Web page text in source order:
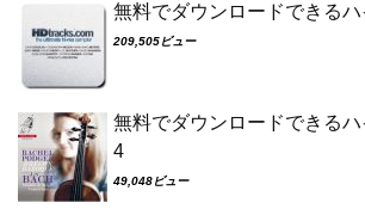
無料でダウンロードできる
209,505ビュー
無料でダウンロードできる
4
49,048ビュー